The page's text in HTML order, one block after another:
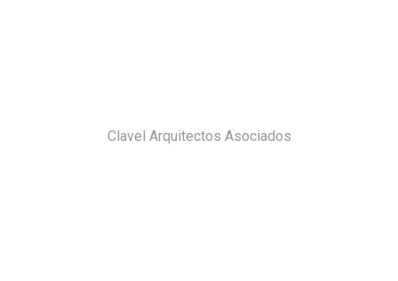
Clavel Arquitectos Asociados